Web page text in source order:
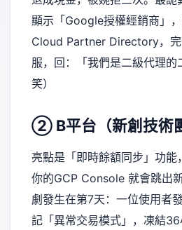
顯示「Google授權經銷商」
Cloud Partner Directory，完
服，回：「我們是二級代理
笑）
② B平台（新創技術
亮點是「即時餘額同步」功能
你的GCP Console 就會跳出
劇發生在第7天：一位使用者
記「異常交易模式」，凍結